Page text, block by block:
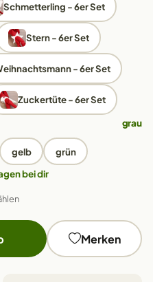
Schmetterling - 6er Set
Stern - 6er Set
- 6er Set
Zuckertüte - 6er Set
grau
gelb
grün
bei dir
Merken